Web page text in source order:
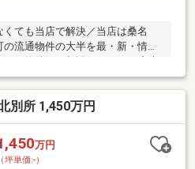
ても当店で解決／当店は桑名
流通物件の大半を最・新・情・
る物件もご相談ください。◆大
養老線「播磨駅」まで徒歩約7
坪の整形地◆建築条件なし※写真
ただけます。＝＝＝＝＝＝＝＝
＝＝土地購入の疑問にお答えし
べて丁寧にお答えします。＝＝
＝＝＝＝＝＝＝＝
別所 1,450万円
万円
（坪単価:-）